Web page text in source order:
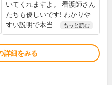
いてくれますよ。 看護師さん
たちも優しいです! わかりや
すい説明で本当...
もっと読む
詳細をみる